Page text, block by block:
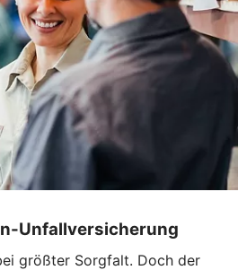
Unfallversicherung
größter Sorgfalt. Doch der